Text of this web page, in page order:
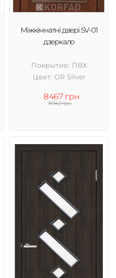
Міжкімнатні двері SV-01
дзеркало
Покрытие: ПВХ
Цвет: OR Silver
8467 грн
8942 грн